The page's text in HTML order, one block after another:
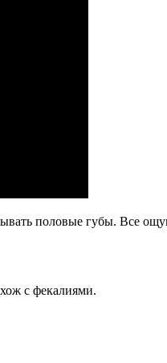
половые губы. Все
с фекалиями.